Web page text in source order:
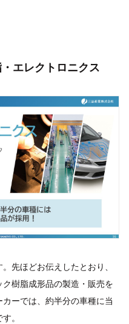
エレクトロニクス
先ほどお伝えしたとおり、
樹脂成形品の製造・販売を
ーでは、約半分の車種に当
。